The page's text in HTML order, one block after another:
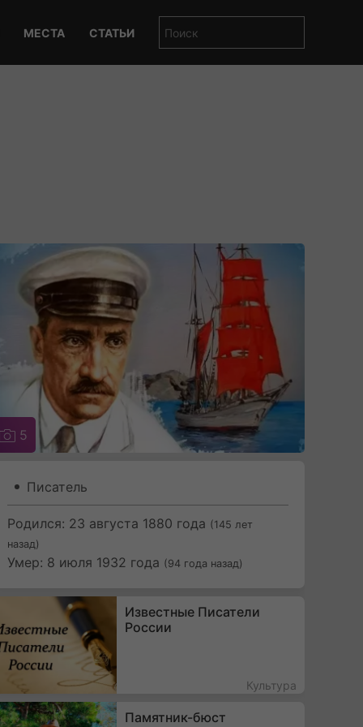
МЕСТА СТАТЬИ
5
Писатель
Родился: 23 августа 1880 года (145 лет
назад)
Умер: 8 июля 1932 года (94 года назад)
Известные Писатели
России
Культура
Памятник-бюст